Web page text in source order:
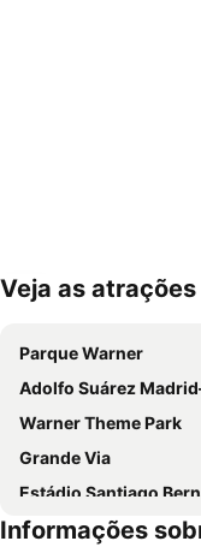
Ampliar mapa
Veja as
Parque Warner
Adolfo Suárez
Warner Theme Park
Grande Via
Estádio Santiago
Atocha
Informações